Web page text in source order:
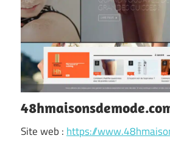
Site web : https://